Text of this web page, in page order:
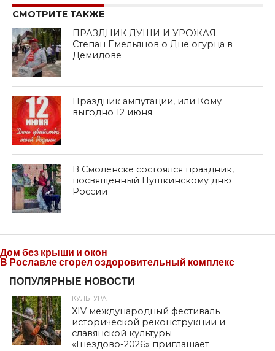
СМОТРИТЕ ТАКЖЕ
ПРАЗДНИК ДУШИ И УРОЖАЯ.
Степан Емельянов о Дне огурца в
Демидове
Праздник ампутации, или Кому
выгодно 12 июня
В Смоленске состоялся праздник,
посвященный Пушкинскому дню
России
Дом без крыши и окон
В Рославле сгорел оздоровительный комплекс
ПОПУЛЯРНЫЕ НОВОСТИ
КУЛЬТУРА
XIV международный фестиваль
исторической реконструкции и
славянской культуры
«Гнёздово-2026» приглашает